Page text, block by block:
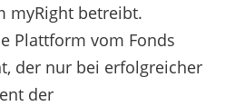
myRight betreibt.
Plattform vom Fonds
der nur bei erfolgreicher
der